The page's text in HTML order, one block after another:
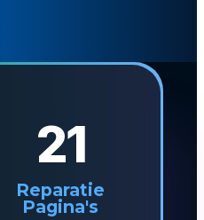
21
Reparatie
Pagina's